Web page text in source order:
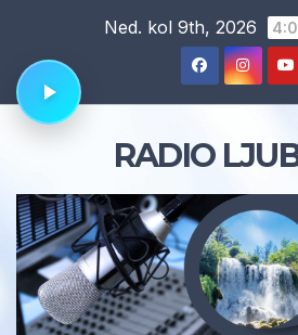
content
Ned. kol 9th, 2026
RADIO